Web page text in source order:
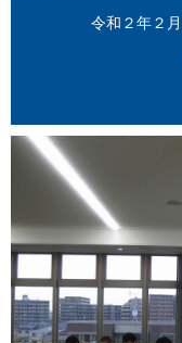
令和２年２